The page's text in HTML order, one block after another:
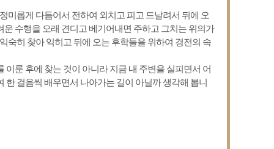
미롭게 다듬어서 전하여 외치고 피고 드날려서 뒤에 오
수행을 오래 견디고 베기어내면 주하고 그치는 위의가
숙히 찾아 익히고 뒤에 오는 후학들을 위하여 경전의 속
룬 후에 찾는 것이 아니라 지금 내 주변을 실피면서 어
걸음씩 배우면서 나아가는 길이 아닐까 생각해 봅니